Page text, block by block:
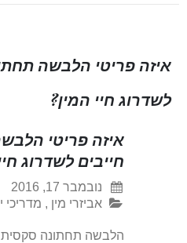
איזה פריטי הלבשה
לשדרוג חיי המין?
איזה פריטי
חייבים לשדרוג
נובמבר 17, 2016
אביזרי מין ,
הלבשה תחתונה סקסית